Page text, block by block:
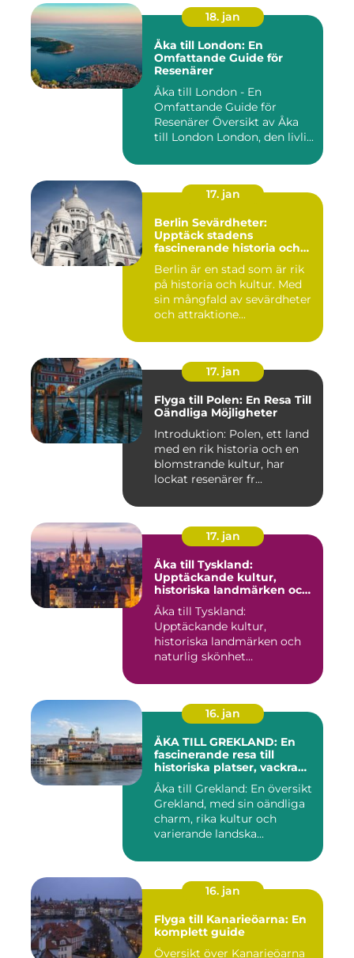
18. jan
Åka till London: En
Omfattande Guide för
Resenärer
Åka till London - En
Omfattande Guide för
Resenärer Översikt av Åka
till London London, den livli...
17. jan
Berlin Sevärdheter:
Upptäck stadens
fascinerande historia och
Berlin är en stad som är rik
på historia och kultur. Med
sin mångfald av sevärdheter
och attraktione...
17. jan
Flyga till Polen: En Resa Till
Oändliga Möjligheter
Introduktion: Polen, ett land
med en rik historia och en
blomstrande kultur, har
lockat resenärer fr...
17. jan
Åka till Tyskland:
Upptäckande kultur,
historiska landmärken och
naturlig skönhet
Åka till Tyskland:
Upptäckande kultur,
historiska landmärken och
naturlig skönhet
16. jan
ÅKA TILL GREKLAND: En
fascinerande resa till
historiska platser, vackra
stränder och lockande
kulturer
Åka till Grekland: En översikt
Grekland, med sin oändliga
charm, rika kultur och
varierande landska...
16. jan
Flyga till Kanarieöarna: En
komplett guide
Översikt över Kanarieöarna